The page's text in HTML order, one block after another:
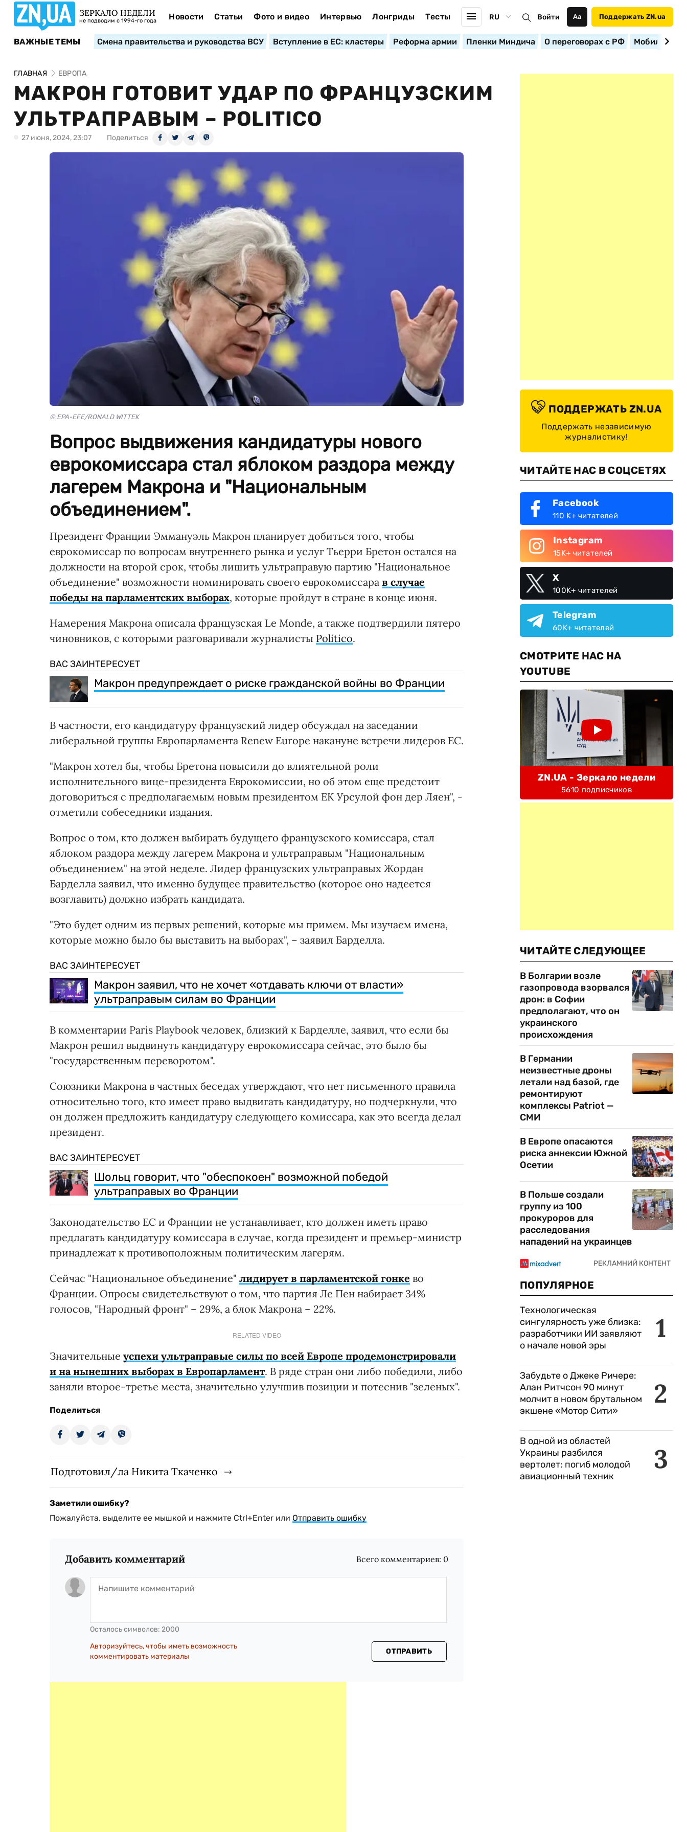
ЗЕРКАЛО НЕДЕЛИ
не подводим с 1994-го года Новости Статьи Фото и видео Интервью Лонгриды Тесты RU Войти Аа Поддержать ZN.ua
ВАЖНЫЕ ТЕМЫ Смена правительства и руководства ВСУ Вступление в ЕС: кластеры Реформа армии Пленки Миндича О переговорах с РФ
ГЛАВНАЯ ЕВРОПА
МАКРОН ГОТОВИТ УДАР ПО ФРАНЦУЗСКИМ
УЛЬТРАПРАВЫМ – POLITICO
27 июня, 2024, 23:07 Поделиться
© EPA-EFE/RONALD WITTEK
Вопрос выдвижения кандидатуры нового
еврокомиссара стал яблоком раздора между
лагерем Макрона и "Национальным
объединением".
Президент Франции Эммануэль Макрон планирует добиться того, чтобы
еврокомиссар по вопросам внутреннего рынка и услуг Тьерри Бретон остался на
должности на второй срок, чтобы лишить ультраправую партию "Национальное
объединение" возможности номинировать своего еврокомиссара в случае
победы на парламентских выборах, которые пройдут в стране в конце июня.
Намерения Макрона описала французская Le Monde, а также подтвердили пятеро
чиновников, с которыми разговаривали журналисты Politico.
ВАС ЗАИНТЕРЕСУЕТ
Макрон предупреждает о риске гражданской войны во Франции
В частности, его кандидатуру французский лидер обсуждал на заседании
либеральной группы Европарламента Renew Europe накануне встречи лидеров ЕС.
"Макрон хотел бы, чтобы Бретона повысили до влиятельной роли
исполнительного вице-президента Еврокомиссии, но об этом еще предстоит
договориться с предполагаемым новым президентом ЕК Урсулой фон дер Ляен", -
отметили собеседники издания.
Вопрос о том, кто должен выбирать будущего французского комиссара, стал
яблоком раздора между лагерем Макрона и ультраправым "Национальным
объединением" на этой неделе. Лидер французских ультраправых Жордан
Барделла заявил, что именно будущее правительство (которое оно надеется
возглавить) должно избрать кандидата.
"Это будет одним из первых решений, которые мы примем. Мы изучаем имена,
которые можно было бы выставить на выборах", – заявил Барделла.
ВАС ЗАИНТЕРЕСУЕТ
Макрон заявил, что не хочет «отдавать ключи от власти»
ультраправым силам во Франции
В комментарии Paris Playbook человек, близкий к Барделле, заявил, что если бы
Макрон решил выдвинуть кандидатуру еврокомиссара сейчас, это было бы
"государственным переворотом".
Союзники Макрона в частных беседах утверждают, что нет письменного правила
относительно того, кто имеет право выдвигать кандидатуру, но подчеркнули, что
он должен предложить кандидатуру следующего комиссара, как это всегда делал
президент.
ВАС ЗАИНТЕРЕСУЕТ
Шольц говорит, что "обеспокоен" возможной победой
ультраправых во Франции
Законодательство ЕС и Франции не устанавливает, кто должен иметь право
предлагать кандидатуру комиссара в случае, когда президент и премьер-министр
принадлежат к противоположным политическим лагерям.
Сейчас "Национальное объединение" лидирует в парламентской гонке во
Франции. Опросы свидетельствуют о том, что партия Ле Пен набирает 34%
голосов, "Народный фронт" – 29%, а блок Макрона – 22%.
RELATED VIDEO
Значительные успехи ультраправые силы по всей Европе продемонстрировали
и на нынешних выборах в Европарламент. В ряде стран они либо победили, либо
заняли второе-третье места, значительно улучшив позиции и потеснив "зеленых".
Поделиться
Подготовил/ла Никита Ткаченко
Заметили ошибку?
Пожалуйста, выделите ее мышкой и нажмите Ctrl+Enter или Отправить ошибку
Добавить комментарий Всего комментариев: 0
Осталось символов: 2000
Авторизуйтесь, чтобы иметь возможность
комментировать материалы
ОТПРАВИТЬ
ПОДДЕРЖАТЬ ZN.UA
Поддержать независимую
журналистику!
ЧИТАЙТЕ НАС В СОЦСЕТЯХ
Facebook
110 K+ читателей
Instagram
15K+ читателей
X
100K+ читателей
Telegram
60K+ читателей
СМОТРИТЕ НАС НА
YOUTUBE
ZN.UA - Зеркало недели
5610 подписчиков
ЧИТАЙТЕ СЛЕДУЮЩЕЕ
В Болгарии возле
газопровода взорвался
дрон: в Софии
предполагают, что он
украинского
происхождения
В Германии
неизвестные дроны
летали над базой, где
ремонтируют
комплексы Patriot —
СМИ
В Европе опасаются
риска аннексии Южной
Осетии
В Польше создали
группу из 100
прокуроров для
расследования
нападений на украинцев
ПОПУЛЯРНОЕ
1
Технологическая
сингулярность уже близка:
разработчики ИИ заявляют
о начале новой эры
2
Забудьте о Джеке Ричере:
Алан Ритчсон 90 минут
молчит в новом брутальном
экшене «Мотор Сити»
3
В одной из областей
Украины разбился
вертолет: погиб молодой
авиационный техник